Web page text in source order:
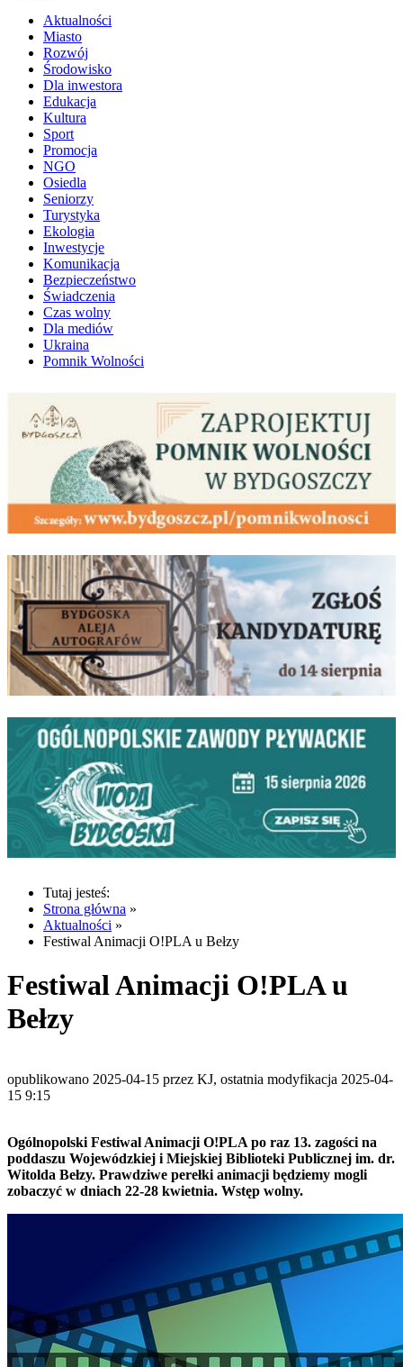
Aktualności
Miasto
Rozwój
Środowisko
Dla inwestora
Edukacja
Kultura
Sport
Promocja
NGO
Osiedla
Seniorzy
Turystyka
Ekologia
Inwestycje
Komunikacja
Bezpieczeństwo
Świadczenia
Czas wolny
Dla mediów
Ukraina
Pomnik Wolności
Tutaj jesteś:
Strona główna »
Aktualności »
Festiwal Animacji O!PLA u Bełzy
Festiwal Animacji O!PLA u
Bełzy
opublikowano 2025-04-15 przez KJ, ostatnia modyfikacja 2025-04-
15 9:15
Ogólnopolski Festiwal Animacji O!PLA po raz 13. zagości na
poddaszu Wojewódzkiej i Miejskiej Biblioteki Publicznej im. dr.
Witolda Bełzy. Prawdziwe perełki animacji będziemy mogli
zobaczyć w dniach 22-28 kwietnia. Wstęp wolny.